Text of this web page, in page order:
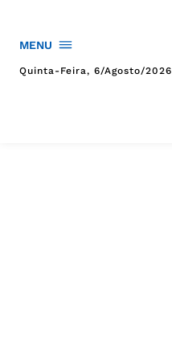
MENU
Quinta-Feira, 6/agosto/2026